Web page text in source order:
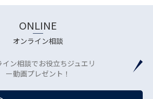
ONLINE
オンライン相談
イン相談でお役立ちジュエリ
ー動画プレゼント！